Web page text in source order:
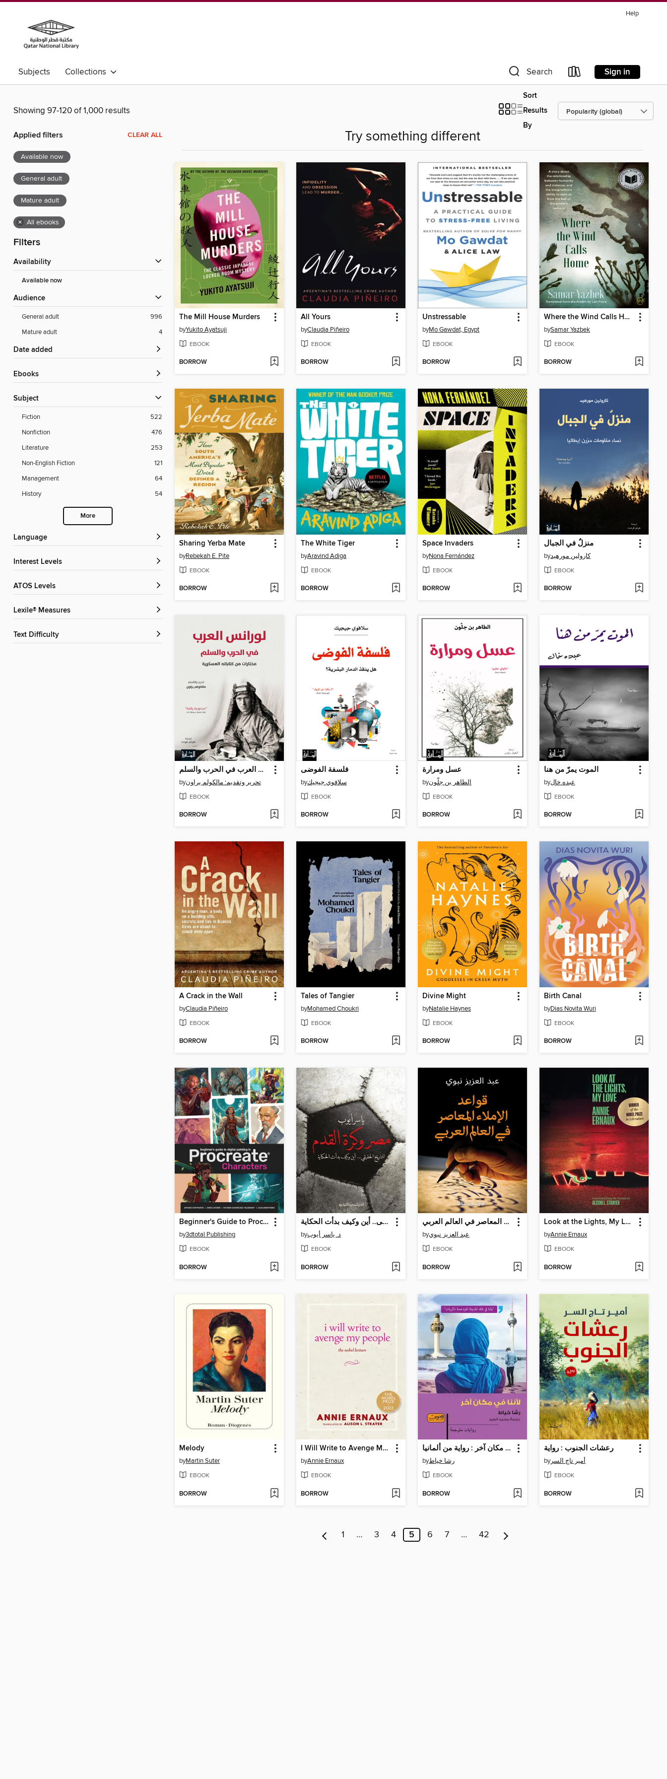
Help
Subjects Collections Search Sign in
Showing 97-120 of 1,000 results
Sort
Results
By
Applied filters CLEAR ALL
Available now
General adult
Mature adult
× All ebooks
Filters
Availability
Available now
Audience
General adult
996
Mature adult
4
Date added
ebooks
Subject
Fiction
522
Nonfiction
476
Literature
253
Non-English Fiction
121
Management
64
History
54
More
Language
Interest Levels
ATOS Levels
Lexile® Measures
Text Difficulty
Try something different
The Mill House Murders
byYukito Ayatsuji
EBOOK
BORROW
All Yours
byClaudia Piñeiro
EBOOK
BORROW
Unstressable
byMo Gawdat, Egypt
EBOOK
BORROW
Where the Wind Calls Home
bySamar Yazbek
EBOOK
BORROW
Sharing Yerba Mate
byRebekah E. Pite
EBOOK
BORROW
The White Tiger
byAravind Adiga
EBOOK
BORROW
Space Invaders
byNona Fernández
EBOOK
BORROW
منزلٌ في الجبال
byكارولين مورهيد
EBOOK
BORROW
لورانس العرب في الحرب والسلم
byتحرير وتقديم: مالكولم براون
EBOOK
BORROW
فلسفة الفوضى
byسلافوي جيجيك
EBOOK
BORROW
عسل ومرارة
byالطاهر بن جلّون
EBOOK
BORROW
الموت يمرّ من هنا
byعبده خال
EBOOK
BORROW
A Crack in the Wall
byClaudia Piñeiro
EBOOK
BORROW
Tales of Tangier
byMohamed Choukri
EBOOK
BORROW
Divine Might
byNatalie Haynes
EBOOK
BORROW
Birth Canal
byDias Novita Wuri
EBOOK
BORROW
Beginner's Guide to Procreate
by3dtotal Publishing
EBOOK
BORROW
مصر وكرة القدم التاريخ الحقيقى.. أين وكيف بدأت الحكاية
byد. ياسر أيوب
EBOOK
BORROW
قواعد الإملاء المعاصر في العالم العربي
byعبد العزيز نبوي
EBOOK
BORROW
Look at the Lights, My Love
byAnnie Ernaux
EBOOK
BORROW
Melody
byMartin Suter
EBOOK
BORROW
I Will Write to Avenge My People
byAnnie Ernaux
EBOOK
BORROW
لأننا في مكان آخر : رواية من ألمانيا
byرشا خياط
EBOOK
BORROW
رعشات الجنوب : رواية
byأمير تاج السر
EBOOK
BORROW
1 … 3 4 5 6 7 … 42